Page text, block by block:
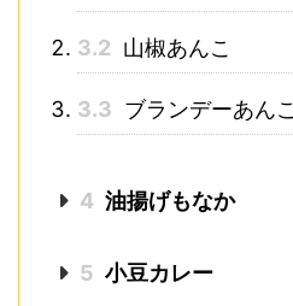
3.2 山椒あんこ
3.3 ブランデーあんこ
4 油揚げもなか
5 小豆カレー